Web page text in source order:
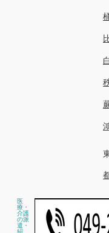
医
療・
介護
の派
遣・
紹